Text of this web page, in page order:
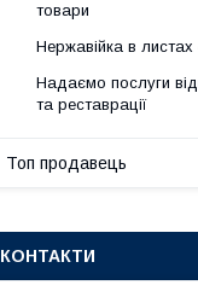
товари
Нержавійка в листах
Надаємо послуги
та реставрації
Топ продавець
КОНТАКТИ